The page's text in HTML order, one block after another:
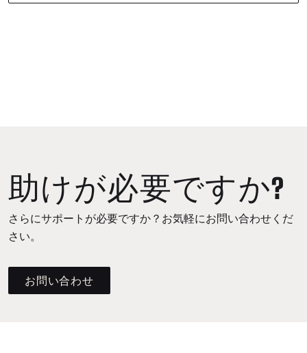
助けが必要ですか?
さらにサポートが必要ですか？お気軽にお問い合わせくだ
さい。
お問い合わせ